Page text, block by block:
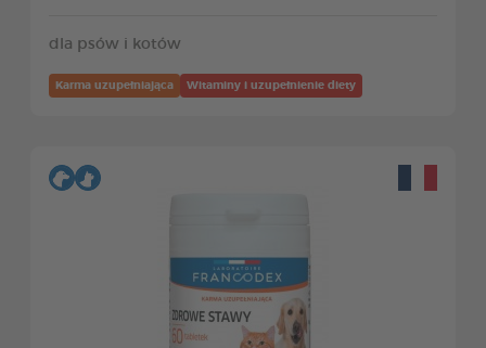
dla psów i kotów
Karma uzupełniająca Witaminy i uzupełnienie diety